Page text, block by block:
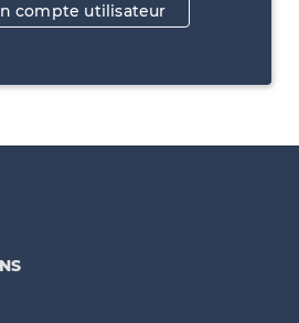
compte utilisateur